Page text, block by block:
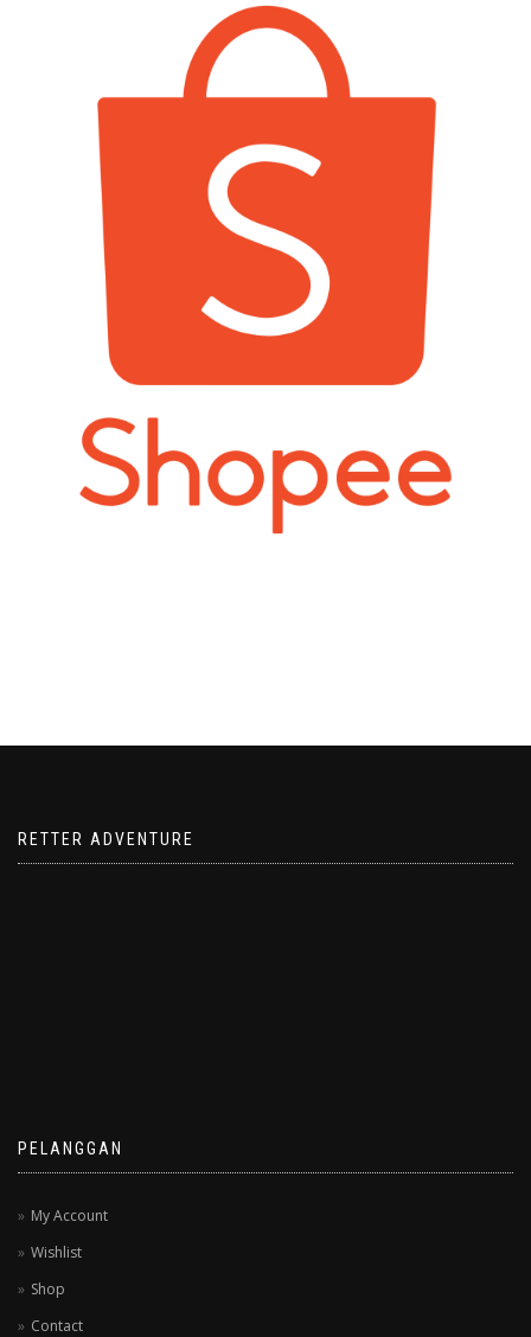
RETTER ADVENTURE
PELANGGAN
My Account
Wishlist
Shop
Contact